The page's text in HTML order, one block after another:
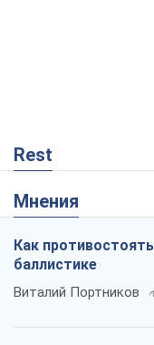
Rest
Мнения
Как
баллистике
Виталий Портников